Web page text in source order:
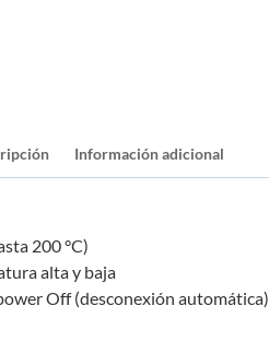
Información adicional
200 °C)
alta y baja
Off (desconexión automática)